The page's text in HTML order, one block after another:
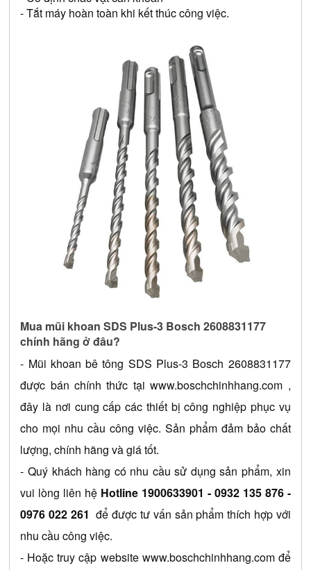
- Tắt máy hoàn toàn khi kết thúc công việc.
Mua mũi khoan SDS Plus-3 Bosch 2608831177
chính hãng ở đâu?
- Mũi khoan bê tông SDS Plus-3 Bosch 2608831177
được bán chính thức tại www.boschchinhhang.com ,
đây là nơi cung cấp các thiết bị công nghiệp phục vụ
cho mọi nhu cầu công việc. Sản phẩm đảm bảo chất
lượng, chính hãng và giá tốt.
- Quý khách hàng có nhu cầu sử dụng sản phẩm, xin
vui lòng liên hệ Hotline 1900633901 - 0932 135 876 -
0976 022 261 để được tư vấn sản phẩm thích hợp với
nhu cầu công việc.
- Hoặc truy cập website www.boschchinhhang.com để